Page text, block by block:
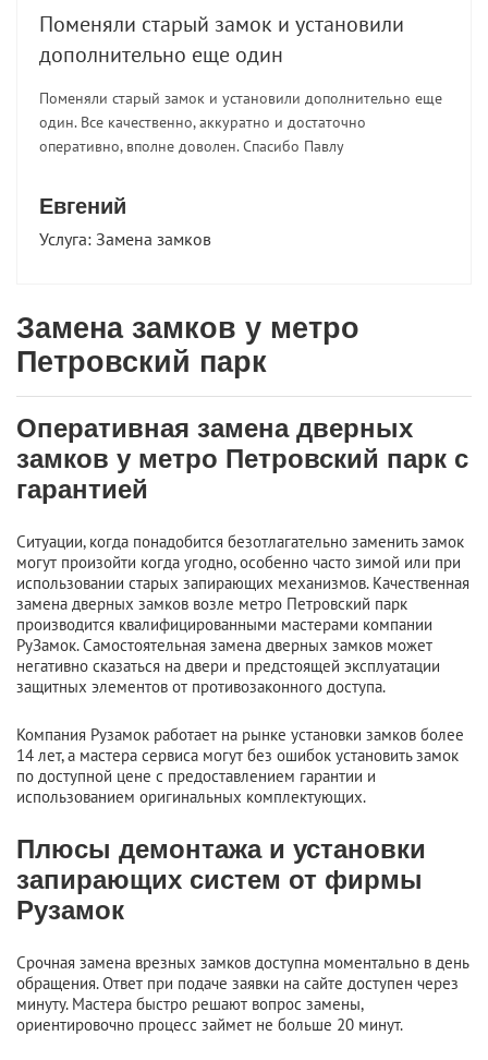
Замена замков у метро
Петровский парк
Оперативная замена дверных
замков у метро Петровский парк с
гарантией
Ситуации, когда понадобится безотлагательно заменить замок
могут произойти когда угодно, особенно часто зимой или при
использовании старых запирающих механизмов. Качественная
замена дверных замков возле метро Петровский парк
производится квалифицированными мастерами компании
РуЗамок. Самостоятельная замена дверных замков может
негативно сказаться на двери и предстоящей эксплуатации
защитных элементов от противозаконного доступа.
Компания Рузамок работает на рынке установки замков более
14 лет, а мастера сервиса могут без ошибок установить замок
по доступной цене с предоставлением гарантии и
использованием оригинальных комплектующих.
Плюсы демонтажа и установки
запирающих систем от фирмы
Рузамок
Срочная замена врезных замков доступна моментально в день
обращения. Ответ при подаче заявки на сайте доступен через
минуту. Мастера быстро решают вопрос замены,
ориентировочно процесс займет не больше 20 минут.
Поменяли старый замок и установили
дополнительно еще один
Поменяли старый замок и установили дополнительно еще
один. Все качественно, аккуратно и достаточно
оперативно, вполне доволен. Спасибо Павлу
Евгений
Услуга: Замена замков